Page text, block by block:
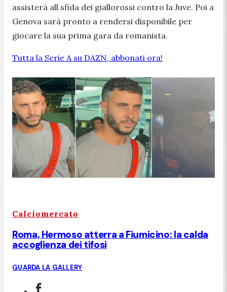
assisterà all sfida dei giallorossi contro la Juve. Poi a
Genova sarà pronto a rendersi disponibile per
giocare la sua prima gara da romanista.
Tutta la Serie A su DAZN, abbonati ora!
Calciomercato
Roma, Hermoso atterra a Fiumicino: la calda
accoglienza dei tifosi
GUARDA LA GALLERY